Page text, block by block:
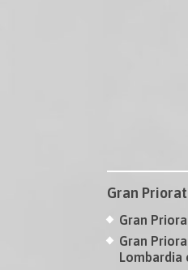
Gran
Gran
Gran
Lombardia